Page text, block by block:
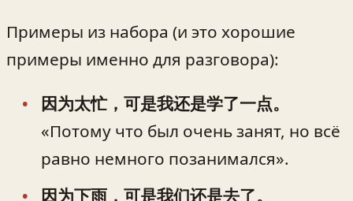
Примеры из набора (и это хорошие
примеры именно для разговора):
因为太忙，可是我还是学了一点。
«Потому что был очень занят, но всё
равно немного позанимался».
因为下雨，可是我们还是去了。